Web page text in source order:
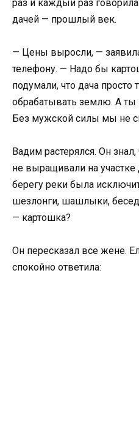
раз и каждый раз
дачей — прошлый век.
— Цены выросли, —
телефону. — Надо бы
подумали, что дача просто
обрабатывать землю. А
Без мужской силы мы не
Вадим растерялся. Он
не выращивали на
берегу реки была
шезлонги, шашлыки,
— картошка?
Он пересказал все жене.
спокойно ответила: